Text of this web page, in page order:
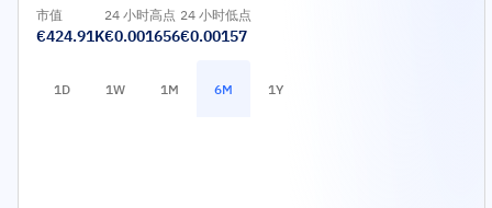
市值
€424.91K
24 小时高点
€0.001656
24 小时低点
€0.00157
1D 1W 1M 6M 1Y